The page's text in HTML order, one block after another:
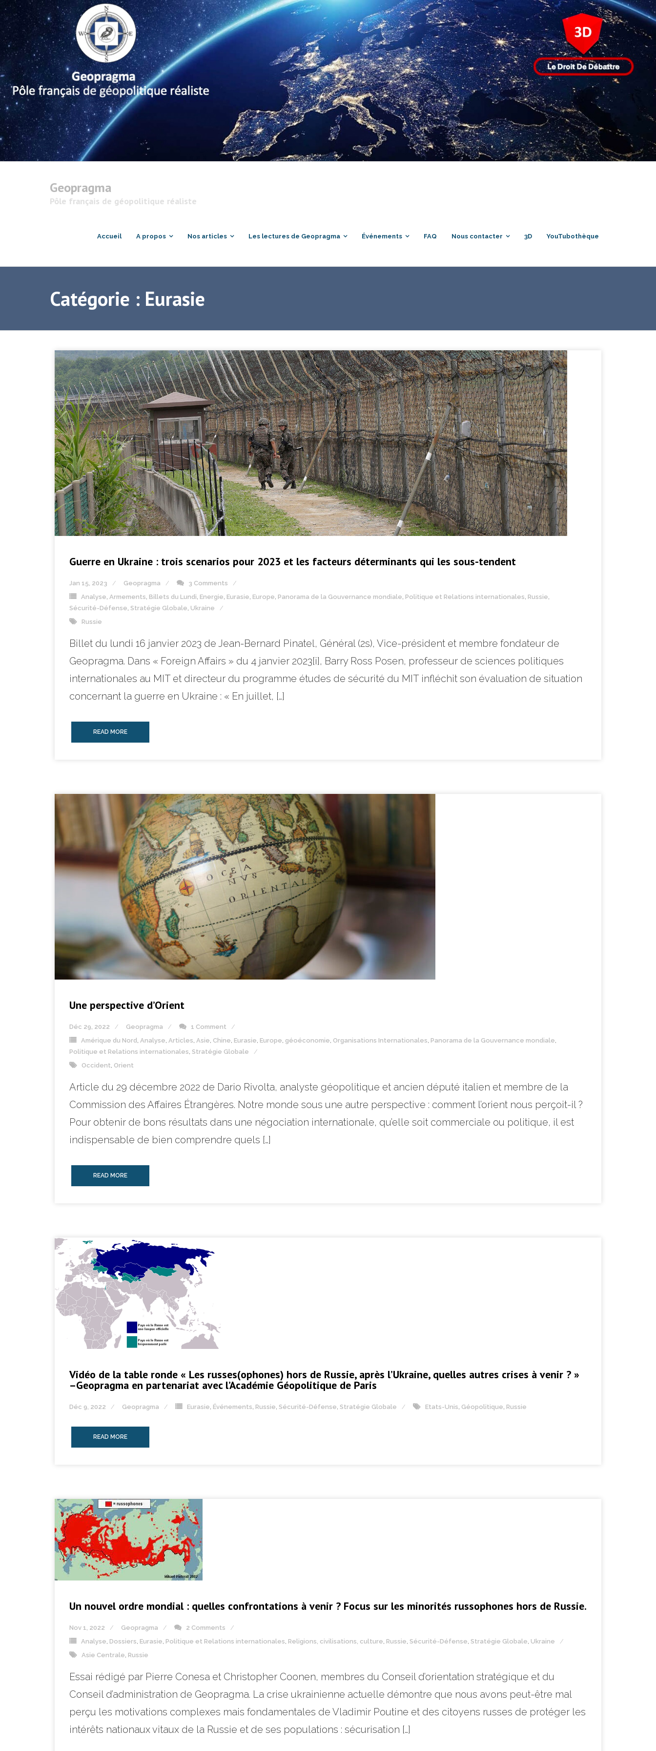
Geopragma
Pôle français de géopolitique réaliste
Accueil A propos Nos articles Les lectures de Geopragma Événements FAQ Nous contacter 3D YouTubothèque
Catégorie : Eurasie
Guerre en Ukraine : trois scenarios pour 2023 et les facteurs déterminants qui les sous-tendent
Jan 15, 2023 Geopragma
3 Comments
Analyse Armements Billets du Lundi Energie Eurasie Europe Panorama de la Gouvernance mondiale Politique et Relations internationales Russie
Sécurité-Défense Stratégie Globale Ukraine
Russie
Billet du lundi 16 janvier 2023 de Jean-Bernard Pinatel, Général (2s), Vice-président et membre fondateur de
Geopragma. Dans « Foreign Affairs » du 4 janvier 2023[i], Barry Ross Posen, professeur de sciences politiques
internationales au MIT et directeur du programme études de sécurité du MIT infléchit son évaluation de situation
concernant la guerre en Ukraine : « En juillet, […]
READ MORE
Une perspective d’Orient
Déc 29, 2022 Geopragma
1 Comment
Amérique du Nord Analyse Articles Asie Chine Eurasie Europe géoéconomie Organisations Internationales Panorama de la Gouvernance mondiale
Politique et Relations internationales Stratégie Globale
Occident Orient
Article du 29 décembre 2022 de Dario Rivolta, analyste géopolitique et ancien député italien et membre de la
Commission des Affaires Étrangères. Notre monde sous une autre perspective : comment l’orient nous perçoit-il ?
Pour obtenir de bons résultats dans une négociation internationale, qu’elle soit commerciale ou politique, il est
indispensable de bien comprendre quels […]
READ MORE
Vidéo de la table ronde « Les russes(ophones) hors de Russie, après l’Ukraine, quelles autres crises à venir ? »
–Geopragma en partenariat avec l’Académie Géopolitique de Paris
Déc 9, 2022 Geopragma Eurasie Événements Russie Sécurité-Défense Stratégie Globale Etats-Unis Géopolitique Russie
READ MORE
Un nouvel ordre mondial : quelles confrontations à venir ? Focus sur les minorités russophones hors de Russie.
Nov 1, 2022 Geopragma
2 Comments
Analyse Dossiers Eurasie Politique et Relations internationales Religions, civilisations, culture Russie Sécurité-Défense Stratégie Globale Ukraine
Asie Centrale Russie
Essai rédigé par Pierre Conesa et Christopher Coonen, membres du Conseil d’orientation stratégique et du
Conseil d’administration de Geopragma. La crise ukrainienne actuelle démontre que nous avons peut-être mal
perçu les motivations complexes mais fondamentales de Vladimir Poutine et des citoyens russes de protéger les
intérêts nationaux vitaux de la Russie et de ses populations : sécurisation […]